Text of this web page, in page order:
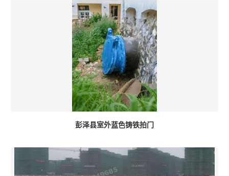
彭泽县室外蓝色铸铁拍门